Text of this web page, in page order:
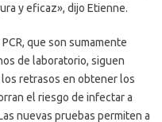
y eficaz», dijo Etienne.
que son sumamente
de laboratorio, siguen
retrasos en obtener los
el riesgo de infectar a
nuevas pruebas permiten a